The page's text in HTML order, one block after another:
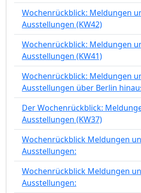
Wochenrückblick: Meldungen
Ausstellungen (KW42)
Wochenrückblick: Meldungen
Ausstellungen (KW41)
Wochenrückblick: Meldungen
Ausstellungen über Berlin
Der Wochenrückblick:
Ausstellungen (KW37)
Wochenrückblick Meldungen
Ausstellungen:
Wochenrückblick Meldungen
Ausstellungen: